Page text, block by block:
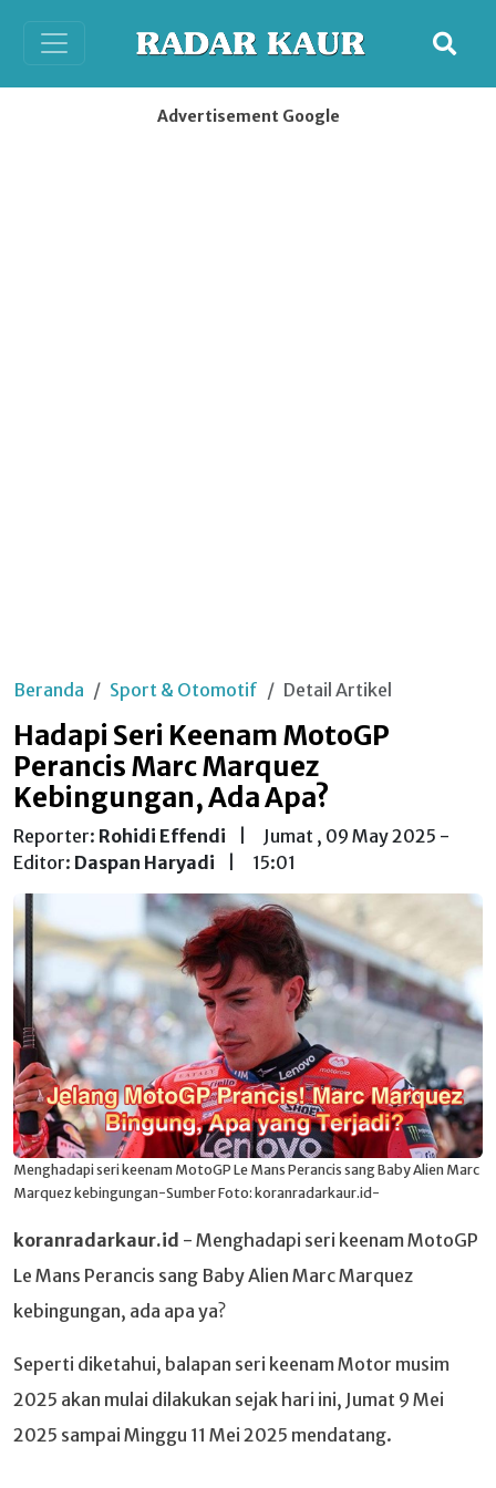
Advertisement Google
Beranda Sport & Otomotif Detail Artikel
Hadapi Seri Keenam MotoGP
Perancis Marc Marquez
Kebingungan, Ada Apa?
Reporter: Rohidi Effendi
Editor: Daspan Haryadi
Jumat , 09 May 2025 -
15:01
Menghadapi seri keenam MotoGP Le Mans Perancis sang Baby Alien Marc
Marquez kebingungan-Sumber Foto: koranradarkaur.id-
koranradarkaur.id - Menghadapi seri keenam MotoGP
Le Mans Perancis sang Baby Alien Marc Marquez
kebingungan, ada apa ya?
Seperti diketahui, balapan seri keenam Motor musim
2025 akan mulai dilakukan sejak hari ini, Jumat 9 Mei
2025 sampai Minggu 11 Mei 2025 mendatang.